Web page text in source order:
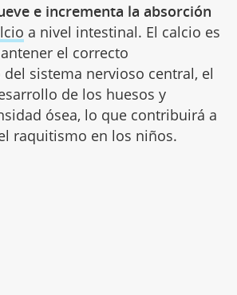
e incrementa la absorción
a nivel intestinal. El calcio es
el correcto
sistema nervioso central, el
de los huesos y
ósea, lo que contribuirá a
raquitismo en los niños.